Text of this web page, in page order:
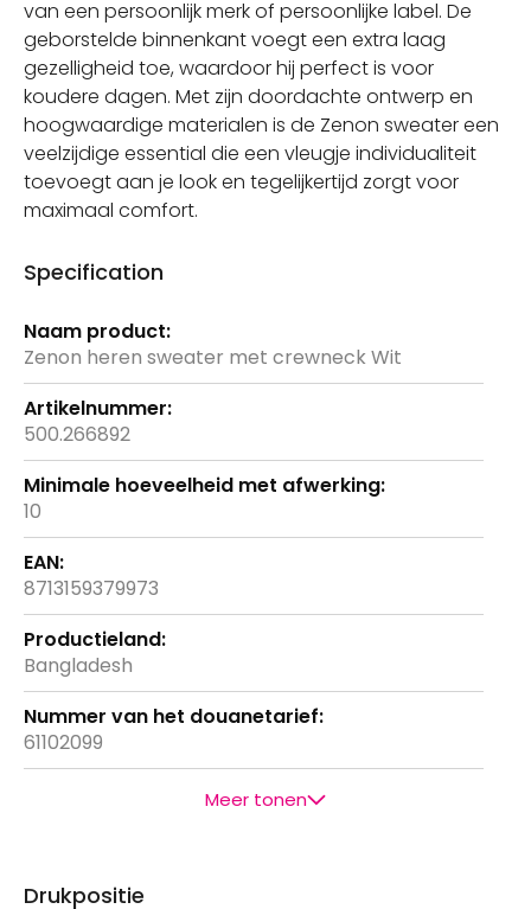
van een persoonlijk merk of persoonlijke label. De
geborstelde binnenkant voegt een extra laag
gezelligheid toe, waardoor hij perfect is voor
koudere dagen. Met zijn doordachte ontwerp en
hoogwaardige materialen is de Zenon sweater een
veelzijdige essential die een vleugje individualiteit
toevoegt aan je look en tegelijkertijd zorgt voor
maximaal comfort.
Specification
Meer
informatie
Zenon heren sweater met crewneck Wit
500.266892
10
8713159379973
Bangladesh
61102099
Meer tonen
Drukpositie